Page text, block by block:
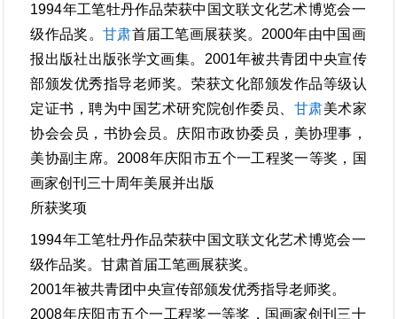
1994年工笔牡丹作品荣获中国文联文化艺术博览会一
级作品奖。 甘肃首届工笔画展获奖。2000年由中国画
报出版社出版张学文画集。2001年被共青团中央宣传
部颁发优秀指导老师奖。荣获文化部颁发作品等级认
定证书，聘为中国艺术研究院创作委员、 甘肃美术家
协会会员，书协会员。庆阳市政协委员，美协理事，
美协副主席。2008年庆阳市五个一工程奖一等奖，国
画家创刊三十周年美展并出版
所获奖项
1994年工笔牡丹作品荣获中国文联文化艺术博览会一
级作品奖。甘肃首届工笔画展获奖。
2001年被共青团中央宣传部颁发优秀指导老师奖。
2008年庆阳市五个一工程奖一等奖，国画家创刊三十